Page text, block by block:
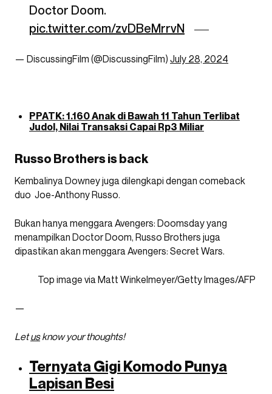
Doctor Doom.
pic.twitter.com/zvDBeMrrvN
— DiscussingFilm (@DiscussingFilm) July 28, 2024
PPATK: 1.160 Anak di Bawah 11 Tahun Terlibat
Judol, Nilai Transaksi Capai Rp3 Miliar
Russo Brothers is back
Kembalinya Downey juga dilengkapi dengan comeback
duo Joe-Anthony Russo.
Bukan hanya menggara Avengers: Doomsday yang
menampilkan Doctor Doom, Russo Brothers juga
dipastikan akan menggara Avengers: Secret Wars.
Top image via Matt Winkelmeyer/Getty Images/AFP
—
Letusknow your thoughts!
Ternyata Gigi Komodo Punya
Lapisan Besi